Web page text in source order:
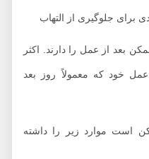
جلوگیری از التهاب
بعد از عمل را دارند. اکثر
خود که معمولاً روز بعد
موارد زیر را داشته